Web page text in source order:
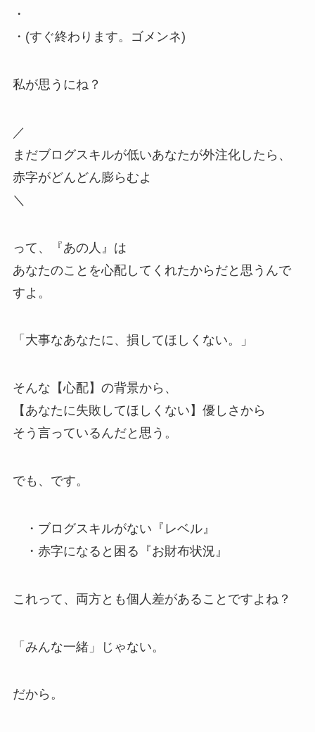
・
・(すぐ終わります。ゴメンネ)
私が思うにね？
／
まだブログスキルが低いあなたが外注化したら、
赤字がどんどん膨らむよ
＼
って、『あの人』は
あなたのことを心配してくれたからだと思うんで
すよ。
「大事なあなたに、損してほしくない。」
そんな【心配】の背景から、
【あなたに失敗してほしくない】優しさから
そう言っているんだと思う。
でも、です。
・ブログスキルがない『レベル』
・赤字になると困る『お財布状況』
これって、両方とも個人差があることですよね？
「みんな一緒」じゃない。
だから。